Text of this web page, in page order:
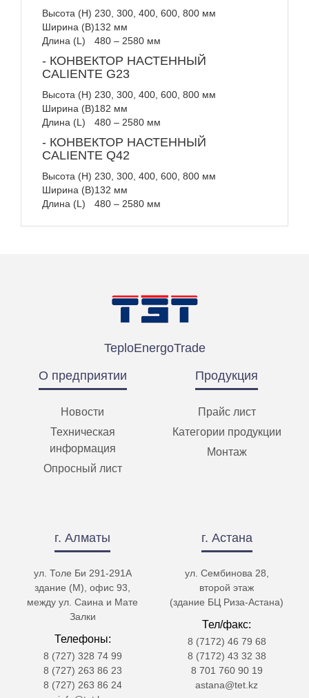
Высота (H) 230, 300, 400, 600, 800 мм
Ширина (B)132 мм
Длина (L)
480 – 2580 мм
- КОНВЕКТОР НАСТЕННЫЙ
CALIENTE G23
Высота (H) 230, 300, 400, 600, 800 мм
Ширина (B)182 мм
Длина (L)
480 – 2580 мм
- КОНВЕКТОР НАСТЕННЫЙ
CALIENTE Q42
Высота (H) 230, 300, 400, 600, 800 мм
Ширина (B)132 мм
Длина (L)
480 – 2580 мм
Техническое описание
TeploEnergoTrade
О предприятии
Новости
Техническая
информация
Опросный лист
Продукция
Прайс лист
Категории продукции
Монтаж
г. Алматы
ул. Толе Би 291-291А
здание (М), офис 93,
между ул. Саина и Мате
Залки
Телефоны:
8 (727) 328 74 99
8 (727) 263 86 23
8 (727) 263 86 24
г. Астана
ул. Сембинова 28,
второй этаж
(здание БЦ Риза-Астана)
Тел/факс:
8 (7172) 46 79 68
8 (7172) 43 32 38
8 701 760 90 19
astana@tet.kz